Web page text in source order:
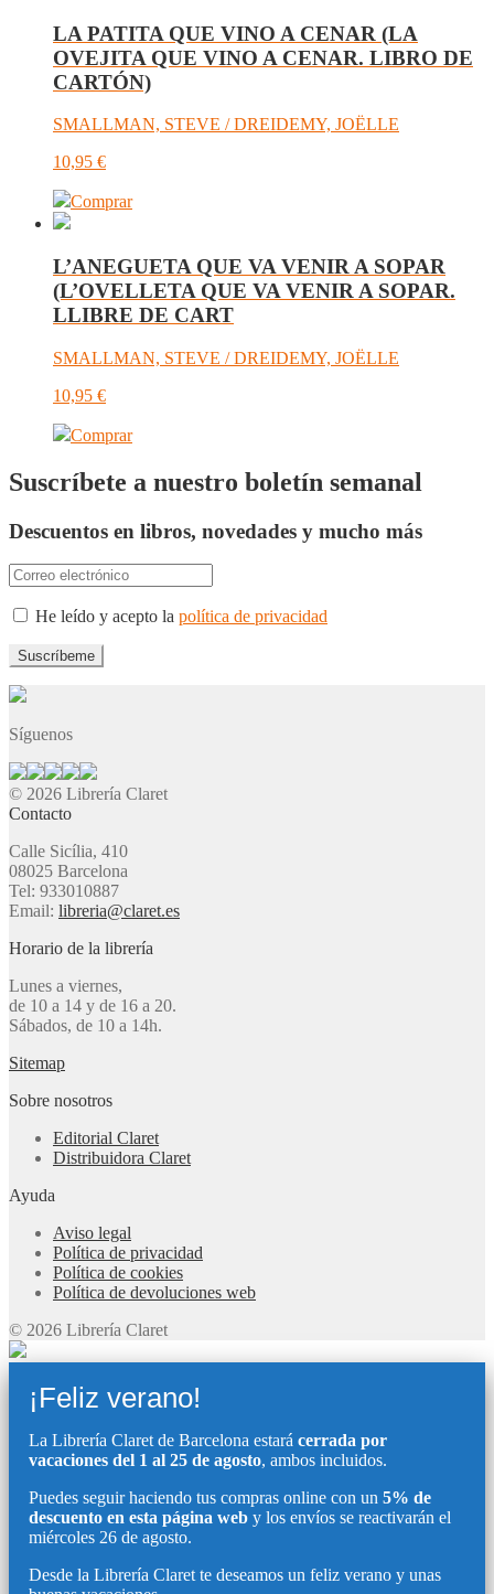
LA PATITA QUE VINO A CENAR (LA
OVEJITA QUE VINO A CENAR. LIBRO DE
CARTÓN)
SMALLMAN, STEVE / DREIDEMY, JOËLLE
10,95 €
Comprar
L’ANEGUETA QUE VA VENIR A SOPAR
(L’OVELLETA QUE VA VENIR A SOPAR.
LLIBRE DE CART
SMALLMAN, STEVE / DREIDEMY, JOËLLE
10,95 €
Comprar
Suscríbete a nuestro boletín semanal
Descuentos en libros, novedades y mucho más
He leído y acepto la política de privacidad
Síguenos
© 2026 Librería Claret
Contacto
Calle Sicília, 410
08025 Barcelona
Tel: 933010887
Email: libreria@claret.es
Horario de la librería
Lunes a viernes,
de 10 a 14 y de 16 a 20.
Sábados, de 10 a 14h.
Sitemap
Sobre nosotros
Editorial Claret
Distribuidora Claret
Ayuda
Aviso legal
Política de privacidad
Política de cookies
Política de devoluciones web
© 2026 Librería Claret
¡Feliz verano!
La Librería Claret de Barcelona estará cerrada por
vacaciones del 1 al 25 de agosto, ambos incluidos.
Puedes seguir haciendo tus compras online con un 5% de
descuento en esta página web y los envíos se reactivarán el
miércoles 26 de agosto.
Desde la Librería Claret te deseamos un feliz verano y unas